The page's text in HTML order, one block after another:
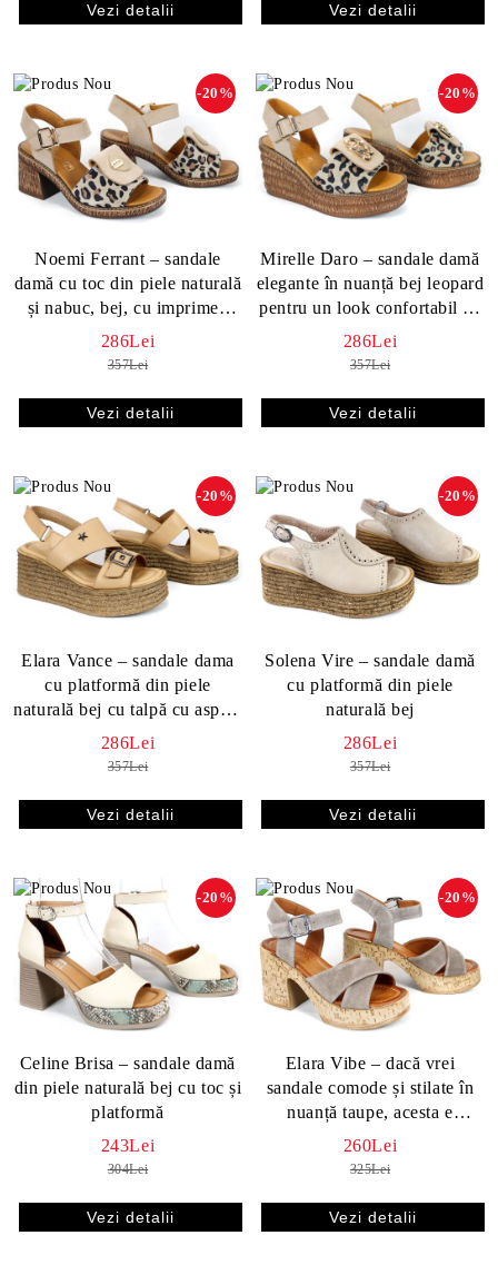
Vezi detalii Vezi detalii
Noemi Ferrant – sandale
damă cu toc din piele naturală
și nabuc, bej, cu imprimeu
leopard
-20%
286Lei
357Lei
Vezi detalii
Mirelle Daro – sandale damă
elegante în nuanță bej leopard
pentru un look confortabil de
vară
-20%
286Lei
357Lei
Vezi detalii
Elara Vance – sandale dama
cu platformă din piele
naturală bej cu talpă cu aspect
natural
-20%
286Lei
357Lei
Vezi detalii
Solena Vire – sandale damă
cu platformă din piele
naturală bej
-20%
286Lei
357Lei
Vezi detalii
Celine Brisa – sandale damă
din piele naturală bej cu toc și
platformă
-20%
243Lei
304Lei
Vezi detalii
Elara Vibe – dacă vrei
sandale comode și stilate în
nuanță taupe, acesta e
modelul tău
-20%
260Lei
325Lei
Vezi detalii